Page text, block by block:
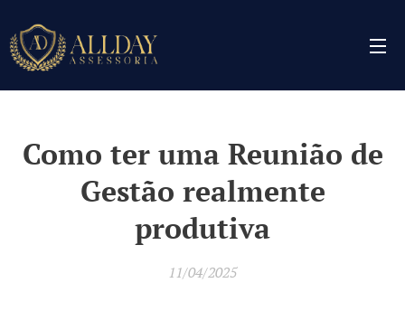
Como ter uma Reunião de
Gestão realmente
produtiva
11/04/2025